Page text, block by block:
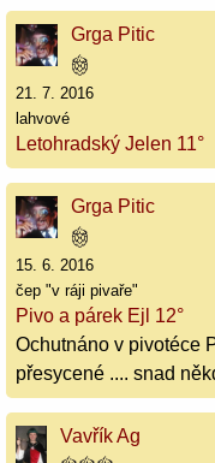
Grga Pitic
21. 7. 2016
lahvové
Letohradský Jelen 11°
Grga Pitic
15. 6. 2016
čep "v ráji pivaře"
Pivo a párek Ejl 12°
Ochutnáno v pivotéce
přesycené .... snad
Vavřík Ag